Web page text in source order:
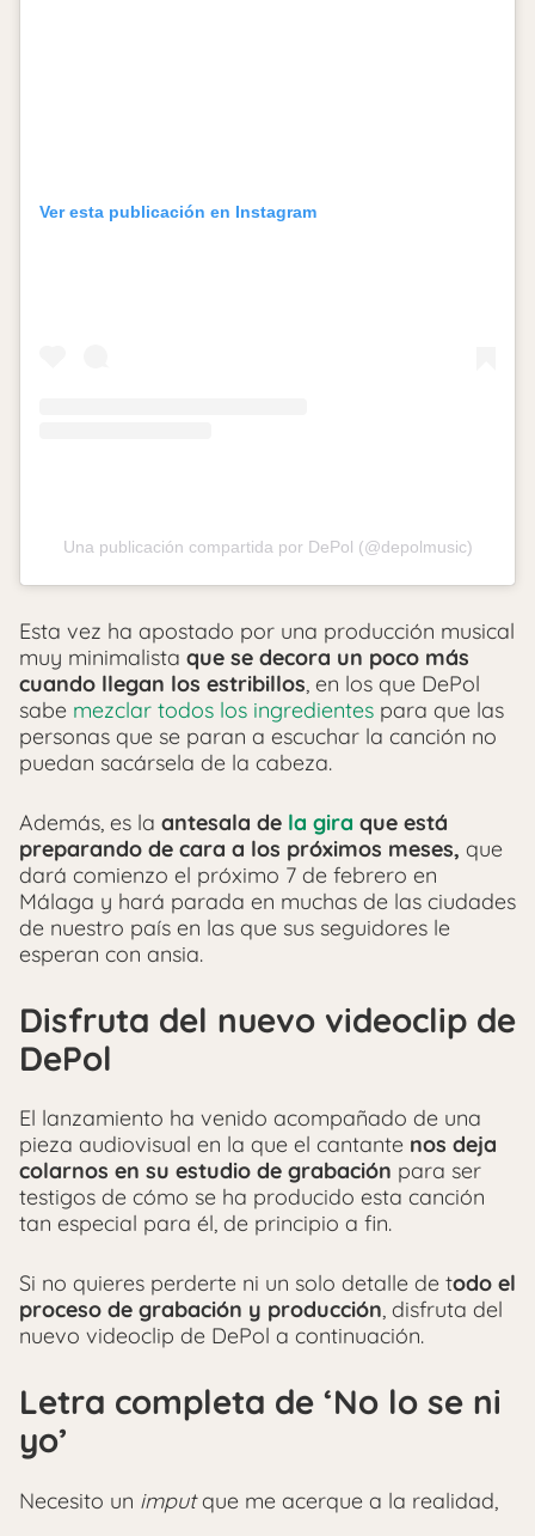
Ver esta publicación en Instagram
Una publicación compartida por DePol (@depolmusic)
Esta vez ha apostado por una producción musical
muy minimalista que se decora un poco más
cuando llegan los estribillos, en los que DePol
sabe mezclar todos los ingredientes para que las
personas que se paran a escuchar la canción no
puedan sacársela de la cabeza.
Además, es la antesala de la gira que está
preparando de cara a los próximos meses, que
dará comienzo el próximo 7 de febrero en
Málaga y hará parada en muchas de las ciudades
de nuestro país en las que sus seguidores le
esperan con ansia.
Disfruta del nuevo videoclip de
DePol
El lanzamiento ha venido acompañado de una
pieza audiovisual en la que el cantante nos deja
colarnos en su estudio de grabación para ser
testigos de cómo se ha producido esta canción
tan especial para él, de principio a fin.
Si no quieres perderte ni un solo detalle de todo el
proceso de grabación y producción, disfruta del
nuevo videoclip de DePol a continuación.
Letra completa de ‘No lo se ni
yo’
Necesito un imputque me acerque a la realidad,